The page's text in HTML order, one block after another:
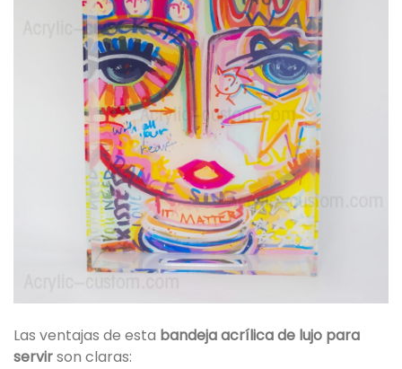
Las ventajas de esta bandeja acrílica de lujo para
servirson claras: